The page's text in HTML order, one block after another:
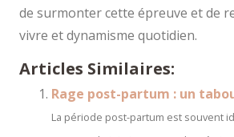
de surmonter cette épreuve et de
vivre et dynamisme quotidien.
Articles Similaires:
Rage post-partum : un
La période post-partum est souvent